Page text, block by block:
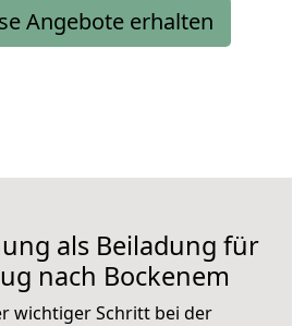
Angebote erhalten
als Beiladung für
nach Bockenem
wichtiger Schritt bei der